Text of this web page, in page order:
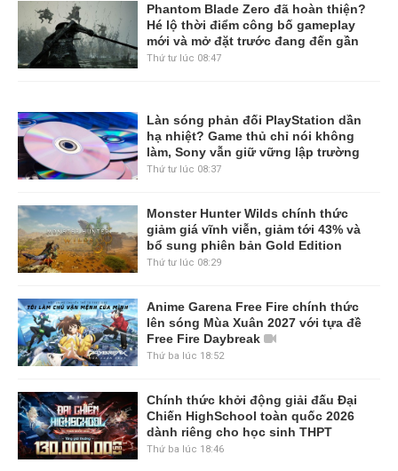
Phantom Blade Zero đã hoàn thiện?
Hé lộ thời điểm công bố gameplay
mới và mở đặt trước đang đến gần
Thứ tư lúc 08:47
Làn sóng phản đối PlayStation dần
hạ nhiệt? Game thủ chỉ nói không
làm, Sony vẫn giữ vững lập trường
Thứ tư lúc 08:37
Monster Hunter Wilds chính thức
giảm giá vĩnh viễn, giảm tới 43% và
bổ sung phiên bản Gold Edition
Thứ tư lúc 08:29
Anime Garena Free Fire chính thức
lên sóng Mùa Xuân 2027 với tựa đề
Free Fire Daybreak
Thứ ba lúc 18:52
Chính thức khởi động giải đấu Đại
Chiến HighSchool toàn quốc 2026
dành riêng cho học sinh THPT
Thứ ba lúc 18:46